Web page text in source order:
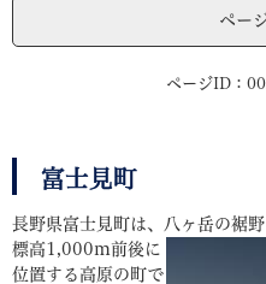
ペー
ページID：
富士見町
長野県富士見町は、八ヶ岳の裾
標高1,000ｍ前後に
位置する高原の町で